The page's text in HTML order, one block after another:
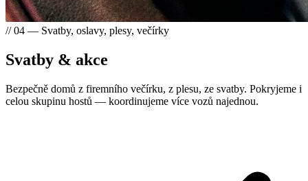
// 04 — Svatby, oslavy, plesy, večírky
Svatby & akce
Bezpečně domů z firemního večírku, z plesu, ze svatby. Pokryjeme i
celou skupinu hostů — koordinujeme více vozů najednou.